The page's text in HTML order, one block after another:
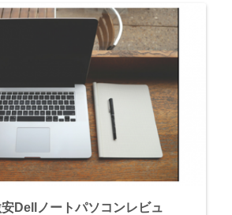
Dellノートパソコンレビュ